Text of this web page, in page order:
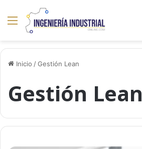
Menú
Inicio /Gestión Lean
Gestión Lean